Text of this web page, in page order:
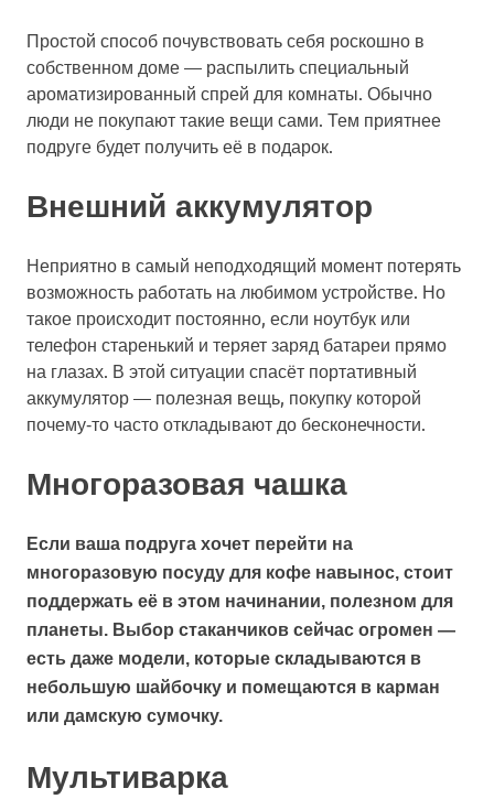
Простой способ почувствовать себя роскошно в
собственном доме — распылить специальный
ароматизированный спрей для комнаты. Обычно
люди не покупают такие вещи сами. Тем приятнее
подруге будет получить её в подарок.
Внешний аккумулятор
Неприятно в самый неподходящий момент потерять
возможность работать на любимом устройстве. Но
такое происходит постоянно, если ноутбук или
телефон старенький и теряет заряд батареи прямо
на глазах. В этой ситуации спасёт портативный
аккумулятор — полезная вещь, покупку которой
почему‑то часто откладывают до бесконечности.
Многоразовая чашка
Если ваша подруга хочет перейти на
многоразовую посуду для кофе навынос, стоит
поддержать её в этом начинании, полезном для
планеты. Выбор стаканчиков сейчас огромен —
есть даже модели, которые складываются в
небольшую шайбочку и помещаются в карман
или дамскую сумочку.
Мультиварка